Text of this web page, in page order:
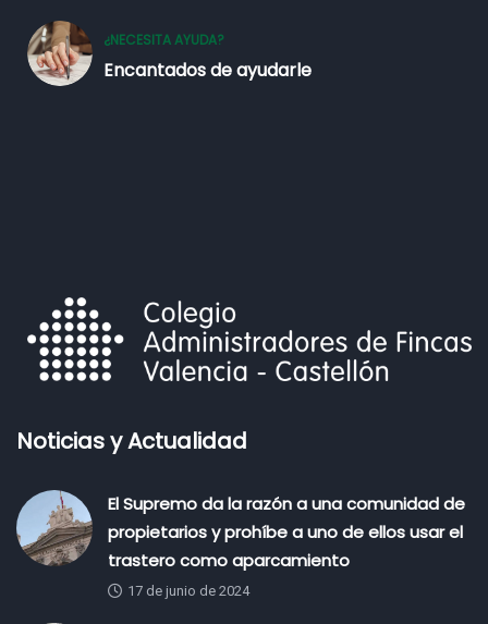
¿NECESITA AYUDA?
Encantados de ayudarle
Noticias y Actualidad
El Supremo da la razón a una comunidad de
propietarios y prohíbe a uno de ellos usar el
trastero como aparcamiento
17 de junio de 2024